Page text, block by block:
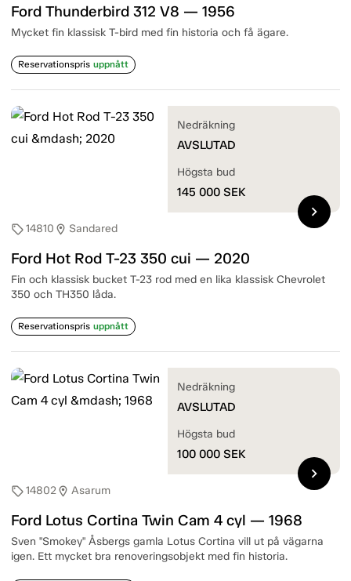
Ford Thunderbird 312 V8 — 1956
Mycket fin klassisk T-bird med fin historia och få ägare.
Reservationspris uppnått
sell14810 location_on Sandared
Ford Hot Rod T-23 350 cui — 2020
Fin och klassisk bucket T-23 rod med en lika klassisk Chevrolet
350 och TH350 låda.
Reservationspris uppnått
Nedräkning
AVSLUTAD
Högsta bud
145 000 SEK
chevron_right
sell14802location_on Asarum
Ford Lotus Cortina Twin Cam 4 cyl — 1968
Sven "Smokey" Åsbergs gamla Lotus Cortina vill ut på vägarna
igen. Ett mycket bra renoveringsobjekt med fin historia.
Nedräkning
AVSLUTAD
Högsta bud
100 000 SEK
chevron_right